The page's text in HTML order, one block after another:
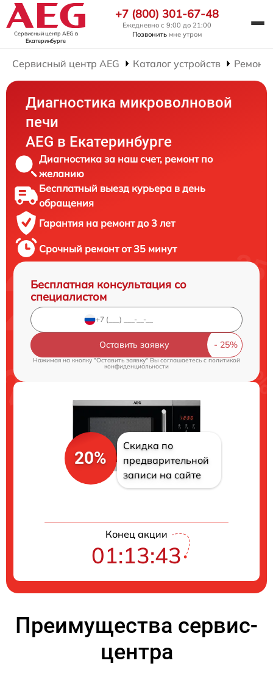
Сервисный центр AEG в
Екатеринбурге
+7 (800) 301-67-48
Ежедневно с 9:00 до 21:00
Позвонить мне утром
Сервисный центр AEG Каталог устройств Ремонт
Диагностика микроволновой
печи
AEG в Екатеринбурге
Диагностика за наш счет, ремонт по
желанию
Бесплатный выезд курьера в день
обращения
Гарантия на ремонт до 3 лет
Срочный ремонт от 35 минут
Бесплатная консультация со
специалистом
Оставить заявку
Нажимая на кнопку "Оставить заявку" Вы соглашаетесь cполитикой
конфиденциальности
20%
Скидка по
предварительной
записи на сайте
Конец акции
01:13:43
Преимущества сервис-
центра